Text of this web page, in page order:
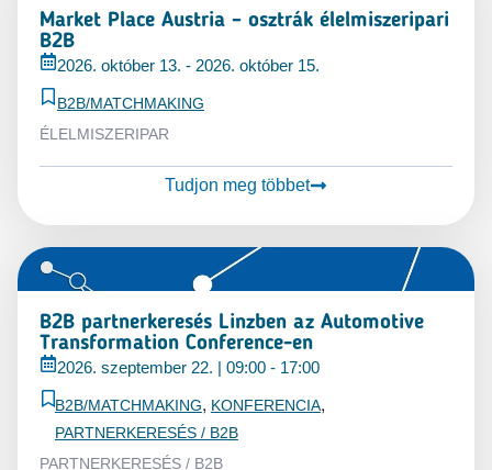
Market Place Austria – osztrák élelmiszeripari
B2B
2026. október 13. - 2026. október 15.
B2B/MATCHMAKING
ÉLELMISZERIPAR
Tudjon meg többet
B2B partnerkeresés Linzben az Automotive
Transformation Conference-en
2026. szeptember 22. | 09:00 - 17:00
B2B/MATCHMAKING, KONFERENCIA,
PARTNERKERESÉS / B2B
PARTNERKERESÉS / B2B